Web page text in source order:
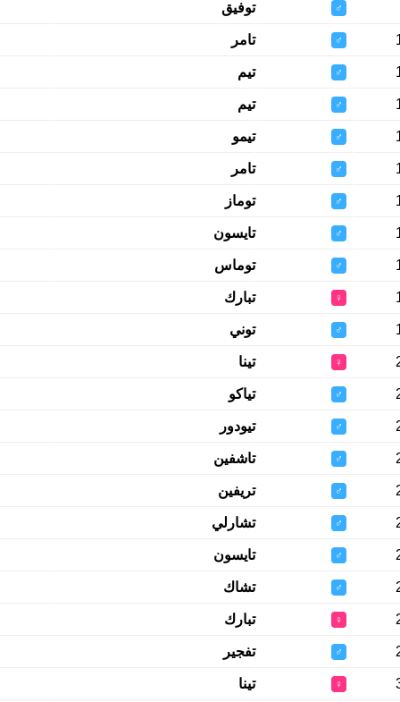
♂ توفيق
♂ تامر
♂ تيم
♂ تيم
♂ تيمو
♂ تامر
♂ توماز
♂ تايسون
♂ توماس
♀ تبارك
♂ توني
♀ تينا
♂ تياكو
♂ تيودور
♂ تاشفين
♂ تريفين
♂ تشارلي
♂ تايسون
♂ تشاك
♀ تبارك
♂ تفجير
♀ تينا